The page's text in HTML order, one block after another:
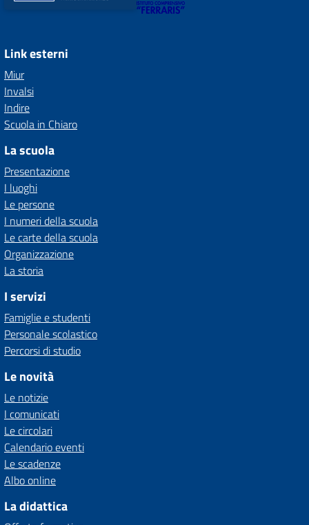
Link esterni
Miur
Invalsi
Indire
Scuola in Chiaro
La scuola
Presentazione
I luoghi
Le persone
I numeri della scuola
Le carte della scuola
Organizzazione
La storia
I servizi
Famiglie e studenti
Personale scolastico
Percorsi di studio
Le novità
Le notizie
I comunicati
Le circolari
Calendario eventi
Le scadenze
Albo online
La didattica